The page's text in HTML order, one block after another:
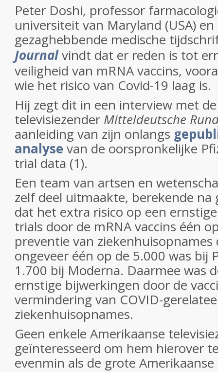
Peter Doshi, professor
universiteit van Maryland (USA)
gezaghebbende medische
Journalvindt dat er reden is tot
veiligheid van mRNA vaccins,
wie het risico van Covid-19 laag is.
Hij zegt dit in een interview met
televisiezender Mitteldeutsche
aanleiding van zijn onlangs
analyse van de oorspronkelijke
trial data (1).
Een team van artsen en
zelf deel uitmaakte, berekende na
dat het extra risico op een
trials door de mRNA vaccins één
preventie van
ongeveer één op de 5.000 was bij
1.700 bij Moderna. Daarmee was
ernstige bijwerkingen door de
vermindering van COVID-
ziekenhuisopnames.
Geen enkele Amerikaanse
geïnteresseerd om hem hierover
evenmin als de grote